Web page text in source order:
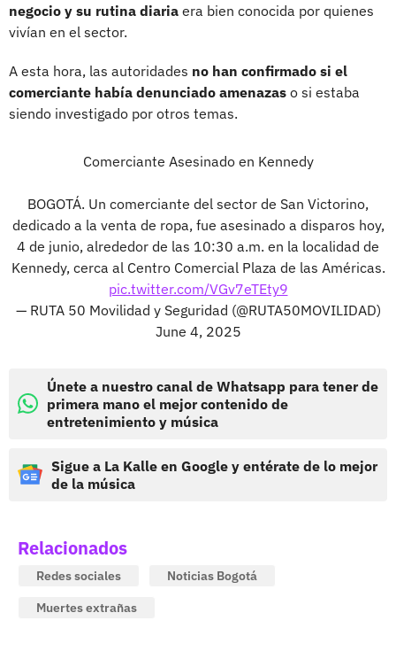
negocio y su rutina diaria era bien conocida por quienes
vivían en el sector.
A esta hora, las autoridades no han confirmado si el
comerciante había denunciado amenazas o si estaba
siendo investigado por otros temas.
Comerciante Asesinado en Kennedy
BOGOTÁ. Un comerciante del sector de San Victorino,
dedicado a la venta de ropa, fue asesinado a disparos hoy,
4 de junio, alrededor de las 10:30 a.m. en la localidad de
Kennedy, cerca al Centro Comercial Plaza de las Américas.
pic.twitter.com/VGv7eTEty9
— RUTA 50 Movilidad y Seguridad (@RUTA50MOVILIDAD)
June 4, 2025
Únete a nuestro canal de Whatsapp para tener de
primera mano el mejor contenido de
entretenimiento y música
Sigue a La Kalle en Google y entérate de lo mejor
de la música
Relacionados
Redes sociales
Noticias Bogotá
Muertes extrañas